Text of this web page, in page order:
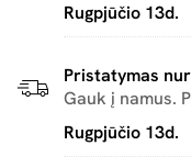
Rugpjūčio 13d.
Pristatymas
Gauk į namus.
Rugpjūčio 13d.